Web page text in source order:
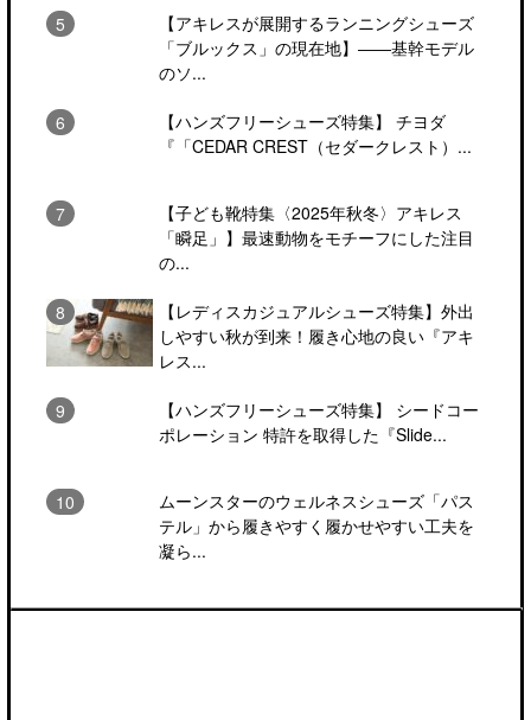
【アキレスが展開するランニングシューズ
「ブルックス」の現在地】――基幹モデル
のソ...
【ハンズフリーシューズ特集】 チヨダ
『「CEDAR CREST（セダークレスト）...
【子ども靴特集〈2025年秋冬〉アキレス
「瞬足」】最速動物をモチーフにした注目
の...
【レディスカジュアルシューズ特集】外出
しやすい秋が到来！履き心地の良い『アキ
レス...
【ハンズフリーシューズ特集】 シードコー
ポレーション 特許を取得した『Slide...
ムーンスターのウェルネスシューズ「パス
テル」から履きやすく履かせやすい工夫を
凝ら...